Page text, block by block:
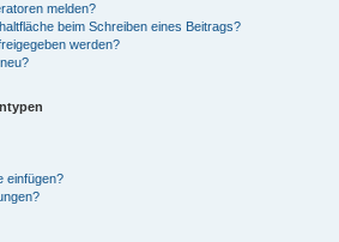
melden?
beim Schreiben eines Beitrags?
werden?
einfügen?